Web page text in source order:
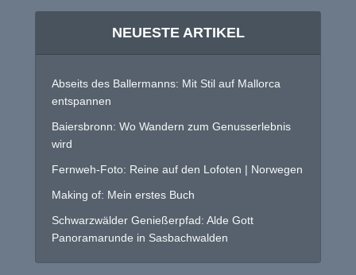
NEUESTE ARTIKEL
Abseits des Ballermanns: Mit Stil auf Mallorca
entspannen
Baiersbronn: Wo Wandern zum Genusserlebnis
wird
Fernweh-Foto: Reine auf den Lofoten | Norwegen
Making of: Mein erstes Buch
Schwarzwälder Genießerpfad: Alde Gott
Panoramarunde in Sasbachwalden